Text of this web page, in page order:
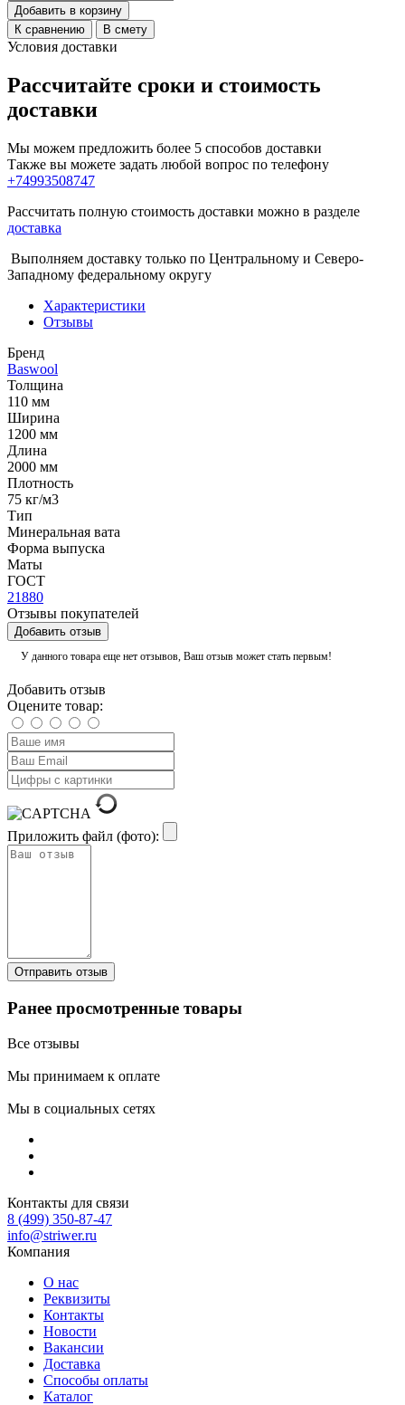
Добавить в корзину
К сравнению
В смету
Условия доставки
Рассчитайте сроки и стоимость
доставки
Мы можем предложить более 5 способов доставки
Также вы можете задать любой вопрос по телефону
+74993508747
Рассчитать полную стоимость доставки можно в разделе
доставка
Выполняем доставку только по Центральному и Северо-
Западному федеральному округу
Характеристики
Отзывы
Бренд
Baswool
Толщина
110 мм
Ширина
1200 мм
Длина
2000 мм
Плотность
75 кг/м3
Тип
Минеральная вата
Форма выпуска
Маты
ГОСТ
21880
Отзывы покупателей
Добавить отзыв
У данного товара еще нет отзывов, Ваш отзыв может стать первым!
Добавить отзыв
Оцените товар:
Приложить файл (фото):
Ранее просмотренные товары
Все отзывы
Мы принимаем к оплате
Мы в социальных сетях
Контакты для связи
8 (499) 350-87-47
info@striwer.ru
Компания
О нас
Реквизиты
Контакты
Новости
Вакансии
Доставка
Способы оплаты
Каталог